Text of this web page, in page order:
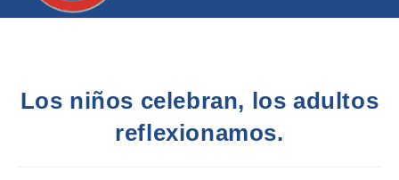
Los niños celebran, los adultos
reflexionamos.